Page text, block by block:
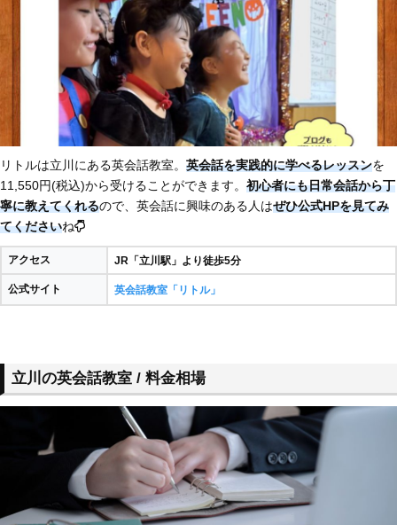
リトルは立川にある英会話教室。 英会話を実践的に学べるレッスンを
11,550円(税込)から受けることができます。 初心者にも日常会話から丁
寧に教えてくれるので、英会話に興味のある人はぜひ公式HPを見てみ
てくださいね
アクセス JR「立川駅」より徒歩5分
公式サイト 英会話教室「リトル」
立川の英会話教室 / 料金相場